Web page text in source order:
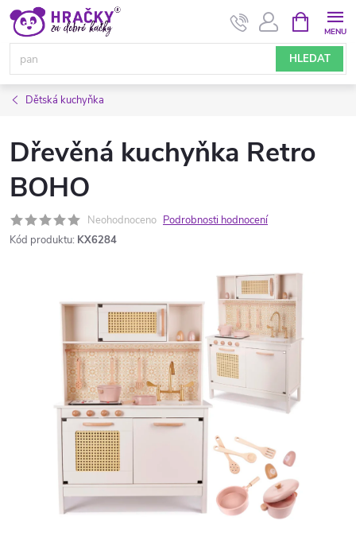
Přejít
obsah
HLEDAT
NÁKUPNÍ
KOŠÍK
Dětská kuchyňka
Dřevěná kuchyňka Retro
BOHO
Neohodnoceno Podrobnosti hodnocení
Kód produktu: KX6284